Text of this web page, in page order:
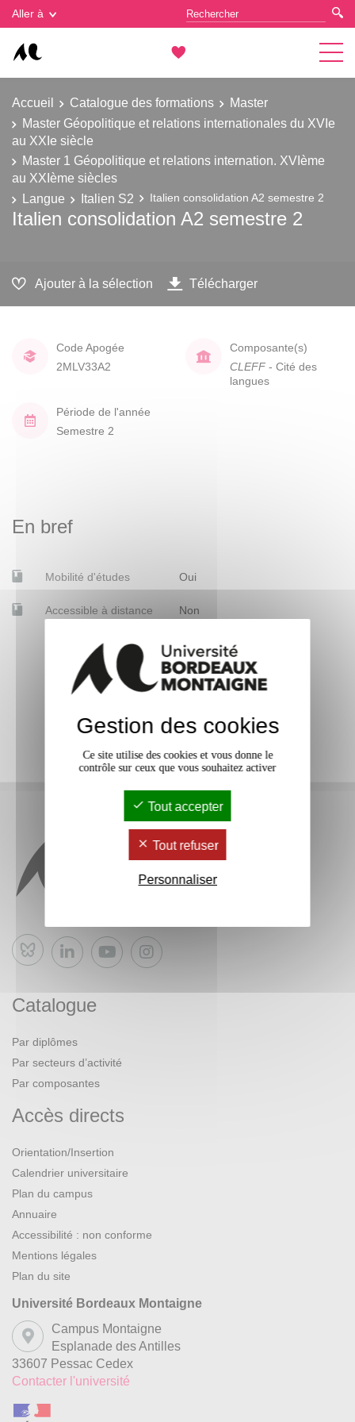
Aller à
Accueil Catalogue des formations
Master
Master Géopolitique et relations internationales du XVIe
au XXIe siècle
Master 1 Géopolitique et relations internation. XVIème
au XXIème siècles
Langue
Italien S2 Italien consolidation A2 semestre 2
Italien consolidation A2 semestre 2
Ajouter à la sélection Télécharger
Code Apogée
2MLV33A2
Composante(s)
CLEFF - Cité des
langues
Période de l'année
Semestre 2
En bref
Mobilité d'études Oui
Accessible à distance Non
Bluesky
Catalogue
Par diplômes
Par secteurs d’activité
Par composantes
Accès directs
Orientation/Insertion
Calendrier universitaire
Plan du campus
Annuaire
Accessibilité : non conforme
Mentions légales
Plan du site
Université Bordeaux Montaigne
Campus Montaigne
Esplanade des Antilles
33607 Pessac Cedex
Contacter l'université
Gestion des cookies
Gestion des cookies
Ce site utilise des cookies et vous donne le
contrôle sur ceux que vous souhaitez activer
Tout accepter
Tout refuser
Personnaliser